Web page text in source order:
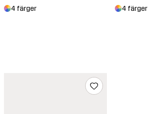
4 färger 4 färger